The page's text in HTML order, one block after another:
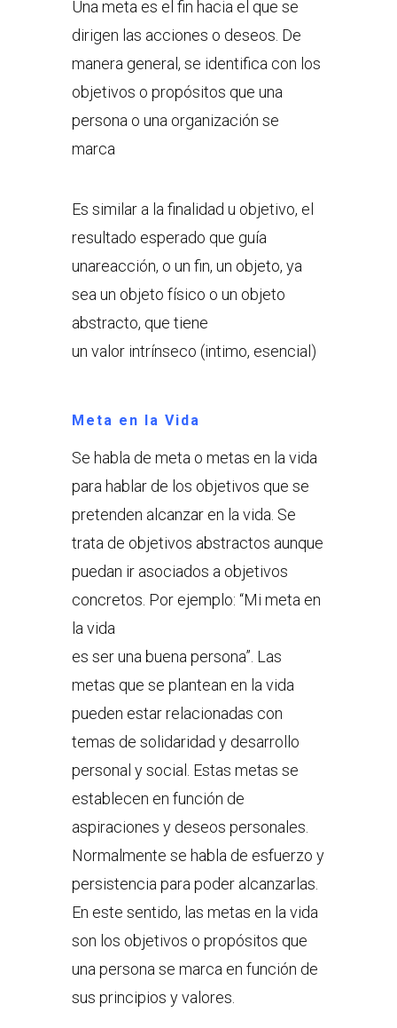
Una meta es el fin hacia el que se
dirigen las acciones o deseos. De
manera general, se identifica con los
objetivos o propósitos que una
persona o una organización se
marca
Es similar a la finalidad u objetivo, el
resultado esperado que guía
unareacción, o un fin, un objeto, ya
sea un objeto físico o un objeto
abstracto, que tiene
un valor intrínseco (intimo, esencial)
Meta en la Vida
Se habla de meta o metas en la vida
para hablar de los objetivos que se
pretenden alcanzar en la vida. Se
trata de objetivos abstractos aunque
puedan ir asociados a objetivos
concretos. Por ejemplo: “Mi meta en
la vida
es ser una buena persona”. Las
metas que se plantean en la vida
pueden estar relacionadas con
temas de solidaridad y desarrollo
personal y social. Estas metas se
establecen en función de
aspiraciones y deseos personales.
Normalmente se habla de esfuerzo y
persistencia para poder alcanzarlas.
En este sentido, las metas en la vida
son los objetivos o propósitos que
una persona se marca en función de
sus principios y valores.